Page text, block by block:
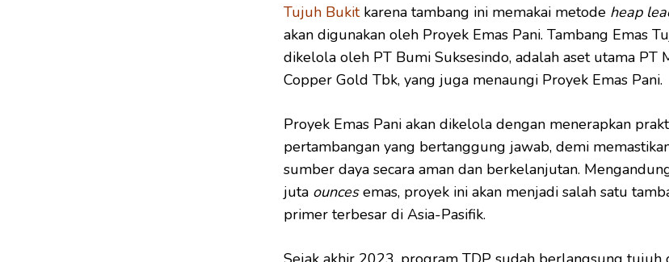
Tujuh Bukitkarena tambang ini memakai metode heap
akan digunakan oleh Proyek Emas Pani. Tambang Emas
dikelola oleh PT Bumi Suksesindo, adalah aset utama PT
Copper Gold Tbk, yang juga menaungi Proyek Emas Pani.
Proyek Emas Pani akan dikelola dengan menerapkan
pertambangan yang bertanggung jawab, demi
sumber daya secara aman dan berkelanjutan.
juta ouncesemas, proyek ini akan menjadi salah satu
primer terbesar di Asia-Pasifik.